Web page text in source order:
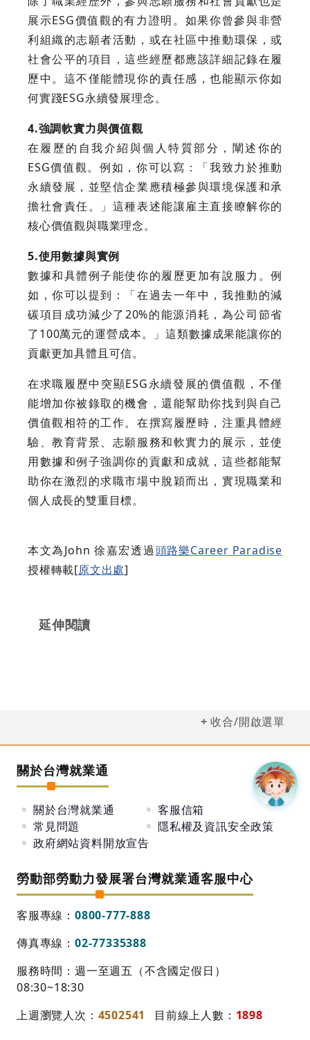
展示ESG價值觀的有力證明。如果你曾參與非營
利組織的志願者活動，或在社區中推動環保，或
社會公平的項目，這些經歷都應該詳細記錄在履
歷中。這不僅能體現你的責任感，也能顯示你如
何實踐ESG永續發展理念。
4.強調軟實力與價值觀
在履歷的自我介紹與個人特質部分，闡述你的
ESG價值觀。例如，你可以寫：「我致力於推動
永續發展，並堅信企業應積極參與環境保護和承
擔社會責任。」這種表述能讓雇主直接瞭解你的
核心價值觀與職業理念。
5.使用數據與實例
數據和具體例子能使你的履歷更加有說服力。例
如，你可以提到：「在過去一年中，我推動的減
碳項目成功減少了20%的能源消耗，為公司節省
了100萬元的運營成本。」這類數據成果能讓你的
貢獻更加具體且可信。
在求職履歷中突顯ESG永續發展的價值觀，不僅
能增加你被錄取的機會，還能幫助你找到與自己
價值觀相符的工作。在撰寫履歷時，注重具體經
驗、教育背景、志願服務和軟實力的展示，並使
用數據和例子強調你的貢獻和成就，這些都能幫
助你在激烈的求職市場中脫穎而出，實現職業和
個人成長的雙重目標。
本文為John 徐嘉宏透過頭路樂Career Paradise
授權轉載[原文出處]
延伸閱讀
收合/開啟選單
關於台灣就業通
關於台灣就業通
客服信箱
常見問題
隱私權及資訊安全政策
政府網站資料開放宣告
勞動部勞動力發展署台灣就業通客服中心
客服專線： 0800-777-888
傳真專線： 02-77335388
服務時間：週一至週五（不含國定假日）
08:30~18:30
上週瀏覽人次： 4502541 目前線上人數： 1898